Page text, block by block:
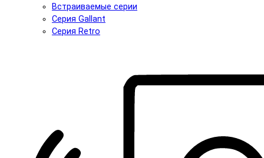
Встраиваемые серии
Серия Gallant
Серия Retro